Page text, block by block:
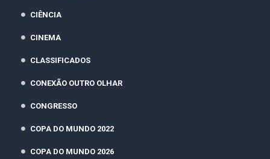
CIÊNCIA
CINEMA
CLASSIFICADOS
CONEXÃO OUTRO OLHAR
CONGRESSO
COPA DO MUNDO 2022
COPA DO MUNDO 2026